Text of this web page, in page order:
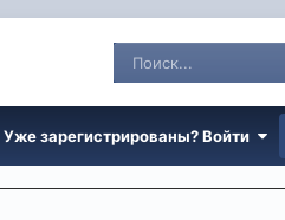
Уже зарегистрированы? Войти